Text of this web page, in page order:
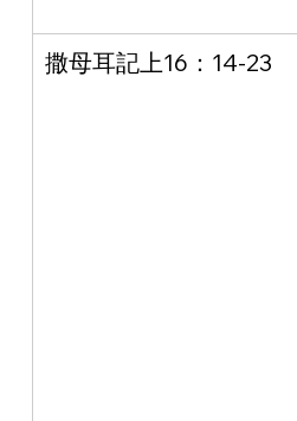
撒母耳記上16：14-23